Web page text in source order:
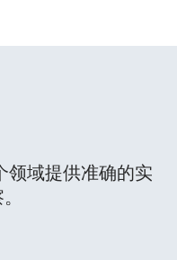
领域提供准确的实